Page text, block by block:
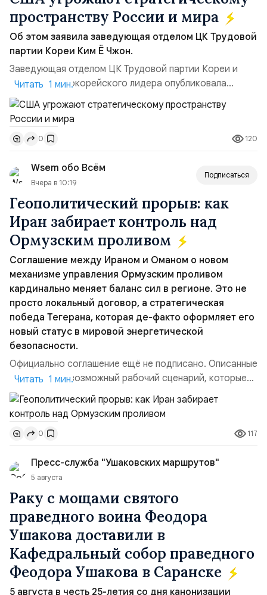
пространству России и мира
Об этом заявила заведующая отделом ЦК Трудовой
партии Кореи Ким Ё Чжон.
Заведующая отделом ЦК Трудовой партии Кореи и
сестра северокорейского лидера опубликовала
заявление для прессы в ответ на проведение Токио
совместных с флотом США запусков крылатых ракет
Томагавк.«Япония отбросила обманчивую видимость
„исключительно оборонительной страны“ и выносит
вопрос о собственном ядерном вооружении на
всеобщее обозрение, одновреме...
Читать 1 мин.
0 120
Wsem обо Всём
Вчера в 10:19
Подписаться
Геополитический прорыв: как
Иран забирает контроль над
Ормузским проливом
Соглашение между Ираном и Оманом о новом
механизме управления Ормузским проливом
кардинально меняет баланс сил в регионе. Это не
просто локальный договор, а стратегическая
победа Тегерана, которая де-факто оформляет его
новый статус в мировой энергетической
безопасности.
Официально соглашение ещё не подписано. Описанные
пункты — это возможный рабочий сценарий, которые
скорее всего будут реализованы.Разбираем ключевые
тезисы и последствия этого соглашения:. 1. Новые
доли контроля (75 на 25). Было: Ранее Иран и Оман
контролировали пролив на паритетных началах —
50/50. Стало: Новое соглашение закрепляет за
Ираном...
Читать 1 мин.
0 117
Пресс-служба "Ушаковских маршрутов"
5 августа
Раку с мощами святого
праведного воина Феодора
Ушакова доставили в
Кафедральный собор праведного
Феодора Ушакова в Саранске
5 августа в честь 25-летия со дня канонизации